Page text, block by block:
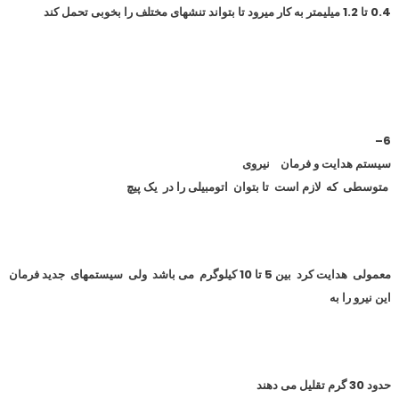
0.4 تا 1.2 میلیمتر به کار میرود تا بتواند تنشهای مختلف را بخوبی تحمل کند
6
–
سیستم هدایت و فرمان نیروی
متوسطی که لازم است تا بتوان اتومبیلی را در یک پیچ
معمولی هدایت کرد بین 5 تا 10 کیلوگرم می باشد ولی سیستمهای جدید فرمان
این نیرو را به
حدود 30 گرم تقلیل می دهند